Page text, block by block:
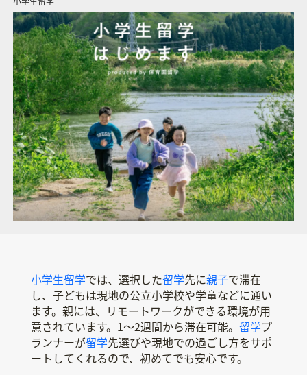
小学生留学では、選択した留学先に親子で滞在
し、子どもは現地の公立小学校や学童などに通い
ます。親には、リモートワークができる環境が用
意されています。1〜2週間から滞在可能。 留学プ
ランナーが留学先選びや現地での過ごし方をサポ
ートしてくれるので、初めてでも安心です。
長野県にある農山村地域に1年以上滞在し、子ど
もの生きる力を育む信州自然留学。地元の学校に
通い、信州ならではの自然や生活を体験します。
「子どもだけで留学」または「親子で留学 」のど
ちらか選択可能。短期希望なら、各施設のホーム
ページなどで体験キャンプの情報をチェックして
希望する地域での ホームステイを提供するファミ
リン 。地元の家族と共に生活し、その土地の暮ら
しや文化をじっくり体験できます。1泊～長期まで
の滞在に対応。親子参加が4割ほどで、子どもの
みの場合は小5から相談可能です。ホスト紹介や体
験談が豊富に掲載されているので、ぜひ参考に。
地域みらい留学は、国内各所にある受け入れ高校
の中から、自分に合った高校を選択して進学する
プログラム。農業や漁業、街づくりなど、その土
地の特徴を活かした学びが魅力です。新しい環境
に飛び込み、豊かな自然や文化の中でさまざまな
経験を積むことで大きく成長できます。
地域高2留学は、内閣府の事業として開始された
国内 留学制度。高校2年の1年間、国内16校から自
分で選んだ高校で過ごします。美しい自然や豊か
な文化、新しい人との出会いなどを通じて、多く
の学びを得られるでしょう。地域全体で留学生活
をサポートする体制も整っています。
国内の地域企業やNPOでインターンシップができ
る、 地域ベンチャー留学。大学生や保護者の同意
を得た高校生などが対象です。春と夏の長期休暇
中に行われます。参画方法は、「現地住み込み」
「完全オンライン」「オンラインと一部現地滞
在」の3種類。自ら選んだ地域でぜひ挑戦してみ